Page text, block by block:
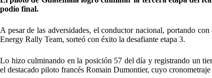
podio final.
A pesar de las adversidades, el conductor nacional, portando
Energy Rally Team, sorteó con éxito la desafiante etapa 3.
Lo hizo culminando en la posición 57 del día y registrando un
el destacado piloto francés Romain Dumontier, cuyo